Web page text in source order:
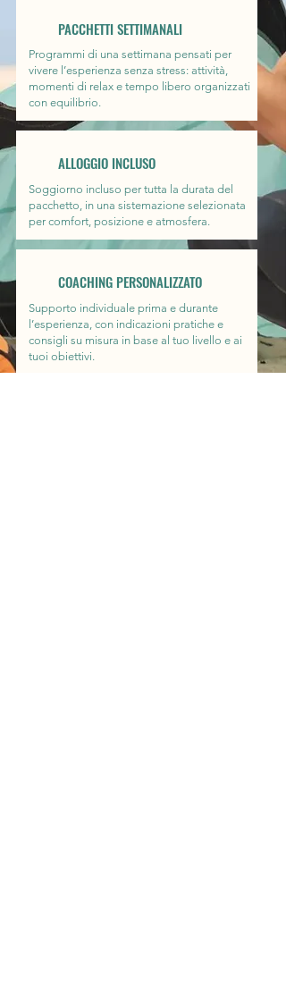
PACCHETTI SETTIMANALI
Programmi di una settimana pensati per
vivere l’esperienza senza stress: attività,
momenti di relax e tempo libero organizzati
con equilibrio.
ALLOGGIO INCLUSO
Soggiorno incluso per tutta la durata del
pacchetto, in una sistemazione selezionata
per comfort, posizione e atmosfera.
COACHING PERSONALIZZATO
Supporto individuale prima e durante
l’esperienza, con indicazioni pratiche e
consigli su misura in base al tuo livello e ai
tuoi obiettivi.